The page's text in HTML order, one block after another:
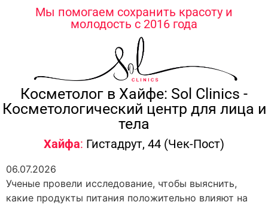
содержимомуМы помогаем сохранить красоту и
молодость с 2016 года
Косметолог в Хайфе: Sol Clinics -
Косметологический центр для лица и
тела
Хайфа: Гистадрут, 44 (Чек-Пост)
06.07.2026
Ученые провели исследование, чтобы выяснить,
какие продукты питания положительно влияют на